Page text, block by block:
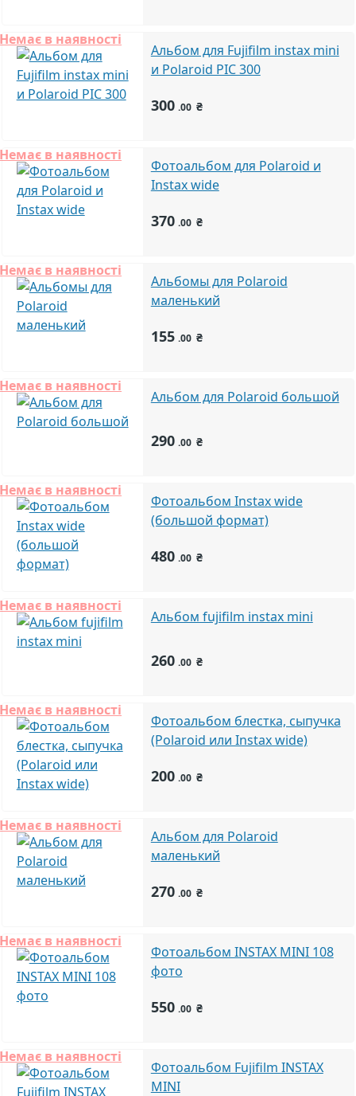
Немає в наявності
Альбом для Fujifilm instax mini
и Polaroid PIC 300
300 .00 ₴
Немає в наявності
Фотоальбом для Polaroid и
Instax wide
370 .00 ₴
Немає в наявності
Альбомы для Polaroid
маленький
155 .00 ₴
Немає в наявності
Альбом для Polaroid большой
290 .00 ₴
Немає в наявності
Фотоальбом Instax wide
(большой формат)
480 .00 ₴
Немає в наявності
Альбом fujifilm instax mini
260 .00 ₴
Немає в наявності
Фотоальбом блестка, сыпучка
(Polaroid или Instax wide)
200 .00 ₴
Немає в наявності
Альбом для Polaroid
маленький
270 .00 ₴
Немає в наявності
Фотоальбом INSTAX MINI 108
фото
550 .00 ₴
Немає в наявності
Фотоальбом Fujifilm INSTAX
MINI